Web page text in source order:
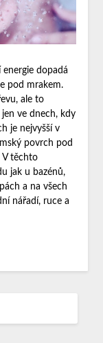
energie dopadá
pod mrakem.
ale to
ve dnech, kdy
je nejvyšší v
povrch pod
V těchto
jak u bazénů,
a na všech
nářadí, ruce a